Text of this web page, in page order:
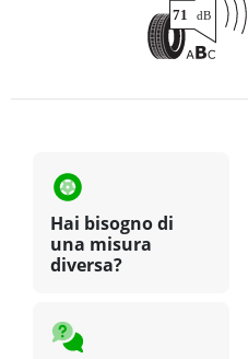
Hai bisogno di
una misura
diversa?